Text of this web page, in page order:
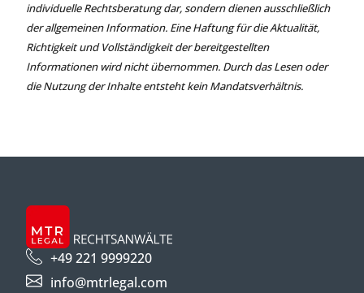
individuelle Rechtsberatung dar, sondern dienen ausschließlich
der allgemeinen Information. Eine Haftung für die Aktualität,
Richtigkeit und Vollständigkeit der bereitgestellten
Informationen wird nicht übernommen. Durch das Lesen oder
die Nutzung der Inhalte entsteht kein Mandatsverhältnis.
+49 221 9999220
info@mtrlegal.com